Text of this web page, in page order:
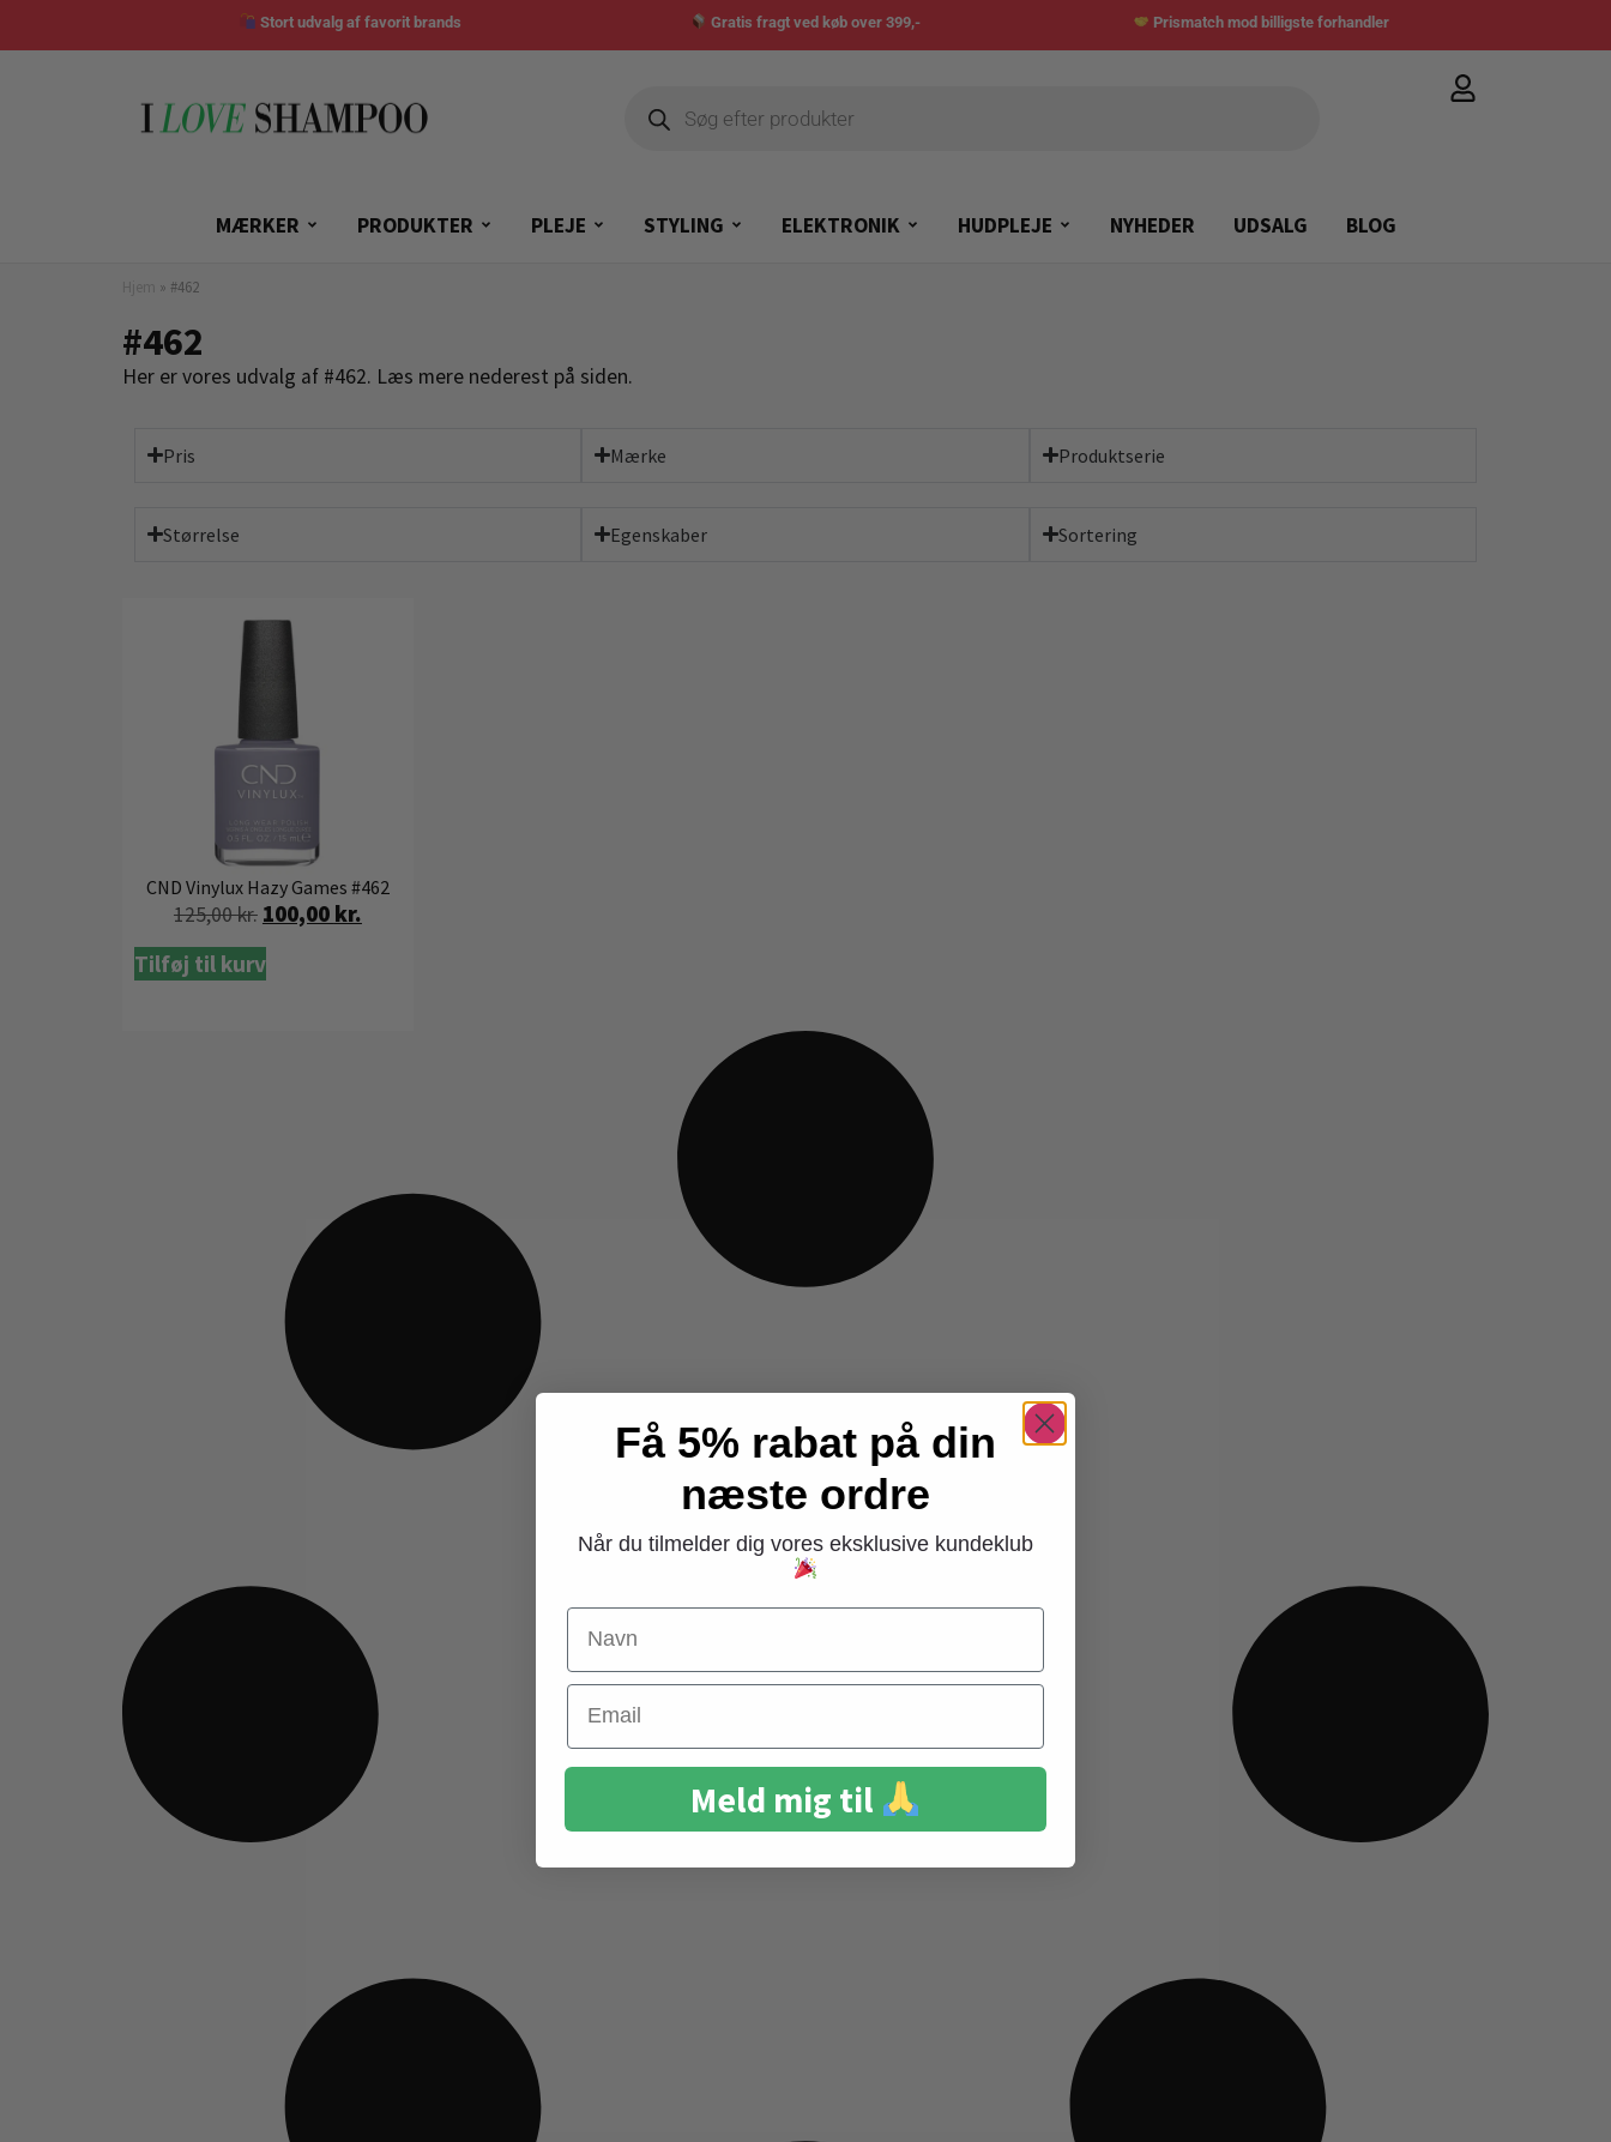
Stort udvalg af favorit brands Gratis fragt ved køb over 399,- Prismatch mod billigste forhandler
MÆRKER PRODUKTER PLEJE STYLING ELEKTRONIK HUDPLEJE NYHEDER UDSALG BLOG
» #462
#462
Her er vores udvalg af #462. Læs mere nederest på siden.
Pris Mærke Produktserie
Størrelse Egenskaber Sortering
CND Vinylux Hazy Games #462
125,00kr. 100,00 kr.
Tilføj til kurv
Få 5% rabat på din
næste ordre
Når du tilmelder dig vores eksklusive kundeklub
Navn
Email
Meld mig til